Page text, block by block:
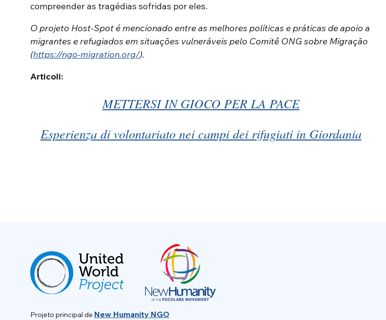
compreender as tragédias sofridas por eles.
O projeto Host-Spot é mencionado entre as melhores políticas e práticas de apoio a
migrantes e refugiados em situações vulneráveis ​​pelo Comitê ONG sobre Migração
(https://ngo-migration.org/).
Articoli:
METTERSI IN GIOCO PER LA PACE
Esperienza di volontariato nei campi dei rifugiati in Giordania
Projeto principal de New Humanity NGO